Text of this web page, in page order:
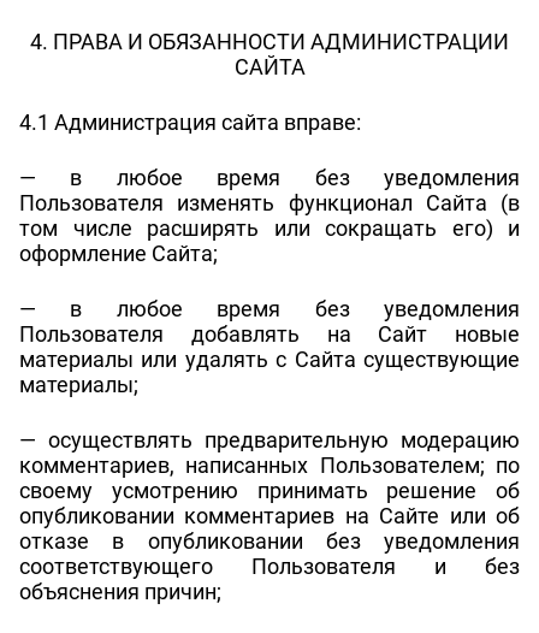
4. ПРАВА И ОБЯЗАННОСТИ АДМИНИСТРАЦИИ
САЙТА
4.1 Администрация сайта вправе:
— в любое время без уведомления
Пользователя изменять функционал Сайта (в
том числе расширять или сокращать его) и
оформление Сайта;
— в любое время без уведомления
Пользователя добавлять на Сайт новые
материалы или удалять с Сайта существующие
материалы;
— осуществлять предварительную модерацию
комментариев, написанных Пользователем; по
своему усмотрению принимать решение об
опубликовании комментариев на Сайте или об
отказе в опубликовании без уведомления
соответствующего Пользователя и без
объяснения причин;